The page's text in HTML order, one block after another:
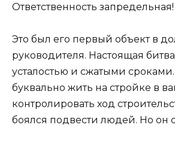
Ответственность запредельная!
Это был его первый объект в
руководителя. Настоящая
усталостью и сжатыми
буквально жить на стройке в
контролировать ход
боялся подвести людей. Но он